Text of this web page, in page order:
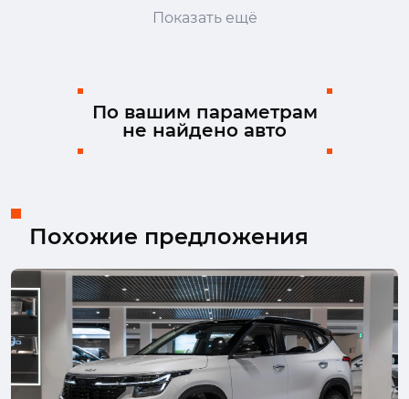
Hyundai
Jaguar Jeep
Porsche
Ram Renault
Skoda
Solaris
Subaru Suzuki
SWM
Tank
TENET Toyota
Volkswagen
Volvo
Voyah
Zeekr
Показать ещё
По вашим параметрам
не найдено авто
Похожие предложения